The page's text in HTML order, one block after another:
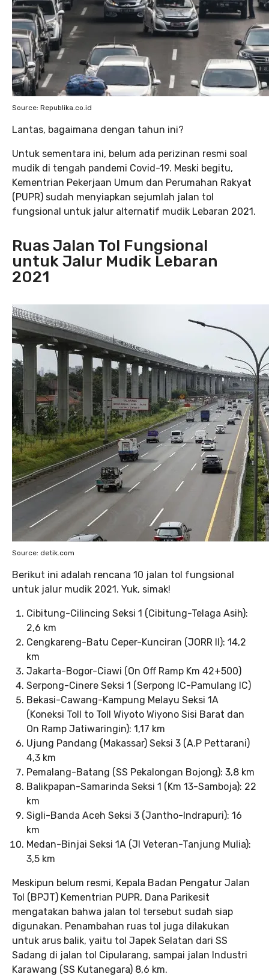
Source: Republika.co.id
Lantas, bagaimana dengan tahun ini?
Untuk sementara ini, belum ada perizinan resmi soal
mudik di tengah pandemi Covid-19. Meski begitu,
Kementrian Pekerjaan Umum dan Perumahan Rakyat
(PUPR) sudah menyiapkan sejumlah jalan tol
fungsional untuk jalur alternatif mudik Lebaran 2021.
Ruas Jalan Tol Fungsional
untuk Jalur Mudik Lebaran
2021
Source: detik.com
Berikut ini adalah rencana 10 jalan tol fungsional
untuk jalur mudik 2021. Yuk, simak!
Cibitung-Cilincing Seksi 1 (Cibitung-Telaga Asih):
2,6 km
Cengkareng-Batu Ceper-Kunciran (JORR II): 14,2
km
Jakarta-Bogor-Ciawi (On Off Ramp Km 42+500)
Serpong-Cinere Seksi 1 (Serpong IC-Pamulang IC)
Bekasi-Cawang-Kampung Melayu Seksi 1A
(Koneksi Toll to Toll Wiyoto Wiyono Sisi Barat dan
On Ramp Jatiwaringin): 1,17 km
Ujung Pandang (Makassar) Seksi 3 (A.P Pettarani)
4,3 km
Pemalang-Batang (SS Pekalongan Bojong): 3,8 km
Balikpapan-Samarinda Seksi 1 (Km 13-Samboja): 22
km
Sigli-Banda Aceh Seksi 3 (Jantho-Indrapuri): 16
km
Medan-Binjai Seksi 1A (Jl Veteran-Tanjung Mulia):
3,5 km
Meskipun belum resmi, Kepala Badan Pengatur Jalan
Tol (BPJT) Kementrian PUPR, Dana Parikesit
mengatakan bahwa jalan tol tersebut sudah siap
digunakan. Penambahan ruas tol juga dilakukan
untuk arus balik, yaitu tol Japek Selatan dari SS
Sadang di jalan tol Cipularang, sampai jalan Industri
Karawang (SS Kutanegara) 8,6 km.